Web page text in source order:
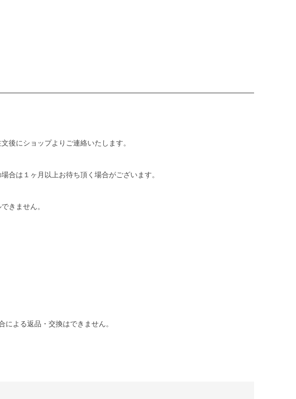
後にショップよりご連絡いたします。
合は１ヶ月以上お待ち頂く場合がございます。
きません。
よる返品・交換はできません。